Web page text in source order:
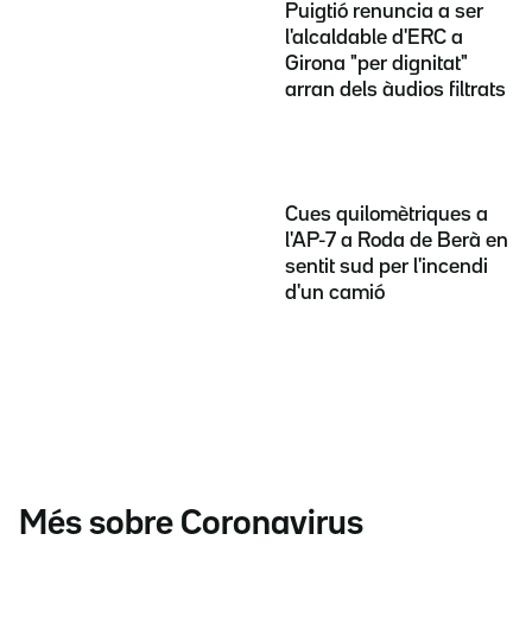
Puigtió renuncia a ser
l'alcaldable d'ERC a
Girona "per dignitat"
arran dels àudios filtrats
Cues quilomètriques a
l'AP-7 a Roda de Berà en
sentit sud per l'incendi
d'un camió
Més sobre Coronavirus